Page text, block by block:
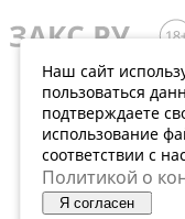
Наш сайт
пользоваться
подтверждаете
использование
соответствии с
Политикой о
Я согласен